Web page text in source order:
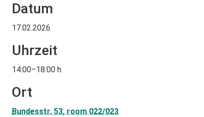
Datum
17.02.2026
Uhrzeit
14:00–18:00 h
Ort
Bundesstr. 53, room 022/023